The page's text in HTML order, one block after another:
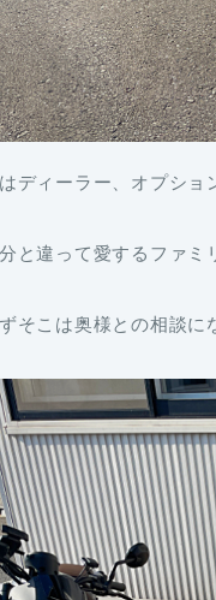
ディーラー、オプショ
と違って愛するファミ
そこは奥様との相談に